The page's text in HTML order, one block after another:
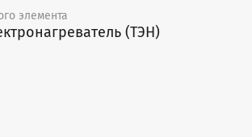
элемента
(ТЭН)